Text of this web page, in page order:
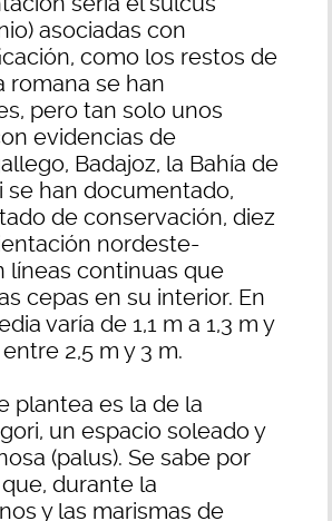
asociadas con
como los restos de
romana se han
pero tan solo unos
evidencias de
Badajoz, la Bahía de
se han documentado,
de conservación, diez
nordeste-
líneas continuas que
cepas en su interior. En
varía de 1,1 m a 1,3 m y
2,5 m y 3 m.
plantea es la de la
un espacio soleado y
(palus). Se sabe por
durante la
y las marismas de